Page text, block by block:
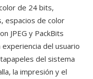
de 24 bits,
espacios de color
JPEG y PackBits
del usuario
del sistema
la impresión y el